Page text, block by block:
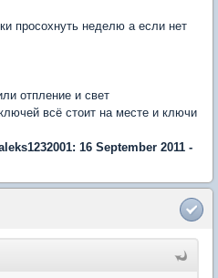
просохнуть неделю а если нет
отпление и свет
всё стоит на месте и ключи
16 September 2011 -